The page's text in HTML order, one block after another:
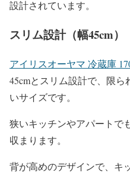
設計されています。
スリム設計（幅45cm）
アイリスオーヤマ 冷蔵庫
45cmとスリム設計で、限
いサイズです。
狭いキッチンやアパートで
収まります。
背が高めのデザインで、キ